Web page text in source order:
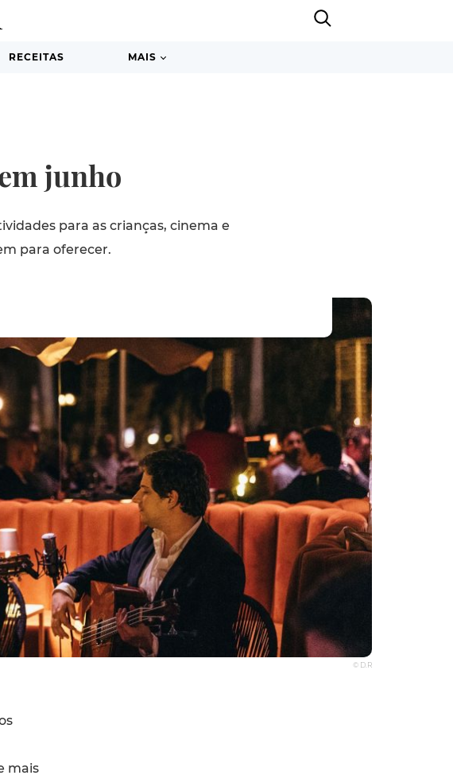
RECEITAS MAIS
junho
para as crianças, cinema e
para oferecer.
© D.R
mais